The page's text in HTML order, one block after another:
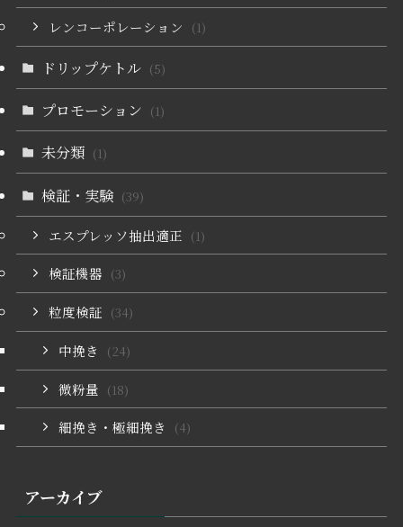
レンコーポレーション (1)
ドリップケトル (5)
プロモーション (1)
未分類 (1)
検証・実験 (39)
エスプレッソ抽出適正 (1)
検証機器 (3)
粒度検証 (34)
中挽き (24)
微粉量 (18)
細挽き・極細挽き (4)
アーカイブ